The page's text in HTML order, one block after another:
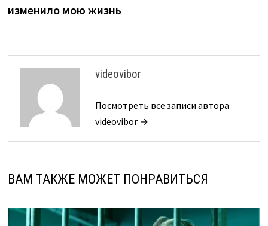
изменило мою жизнь
videovibor
Посмотреть все записи автора
videovibor →
ВАМ ТАКЖЕ МОЖЕТ ПОНРАВИТЬСЯ